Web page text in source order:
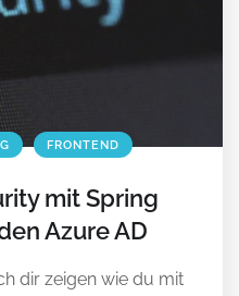
FRONTEND
mit Spring
Azure AD
dir zeigen wie du mit